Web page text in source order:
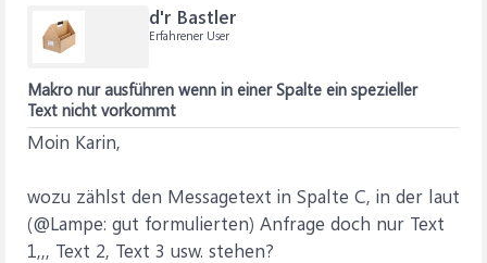
d'r Bastler
Erfahrener User
Makro nur ausführen wenn in einer Spalte ein spezieller
Text nicht vorkommt
Moin Karin,
wozu zählst den Messagetext in Spalte C, in der laut
(@Lampe: gut formulierten) Anfrage doch nur Text
1,,, Text 2, Text 3 usw. stehen?